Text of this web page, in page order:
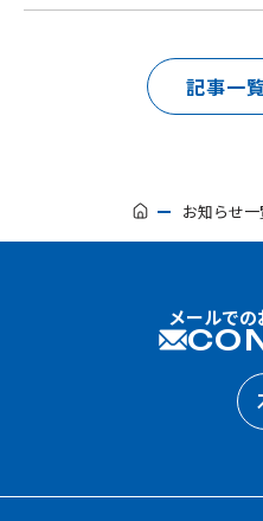
記事一
お知らせ一
メールで